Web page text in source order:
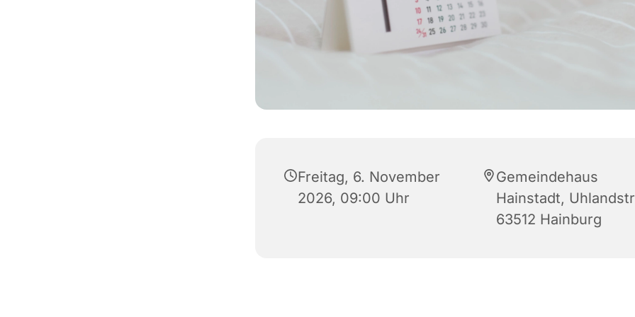
Freitag, 6. November
2026, 09:00 Uhr
Gemeindehaus
Hainstadt,
63512 Hainburg